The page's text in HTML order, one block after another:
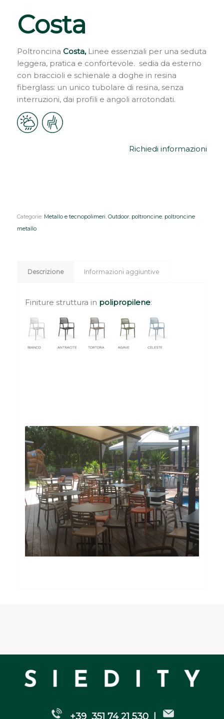
Costa
Poltroncina Costa, Linee essenziali per una seduta
leggera, pratica e confortevole. sedia da esterno
con braccioli e schienale a doghe in resina
fiberglass: un unico tubolare di resina, senza
interruzioni, dai profili e angoli arrotondati.
Richiedi informazioni
Categorie: Metallo e tecnopolimeri Outdoor, poltroncine, poltroncine
metallo
Descrizione Informazioni aggiuntive
Finiture struttura in polipropilene:
+39 351 74 21 530 |